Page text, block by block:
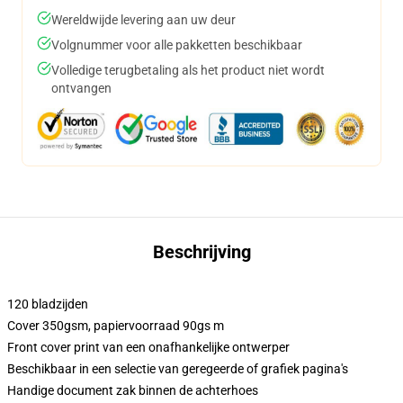
Wereldwijde levering aan uw deur
Volgnummer voor alle pakketten beschikbaar
Volledige terugbetaling als het product niet wordt
ontvangen
Beschrijving
120 bladzijden
Cover 350gsm, papiervoorraad 90gs m
Front cover print van een onafhankelijke ontwerper
Beschikbaar in een selectie van geregeerde of grafiek pagina's
Handige document zak binnen de achterhoes